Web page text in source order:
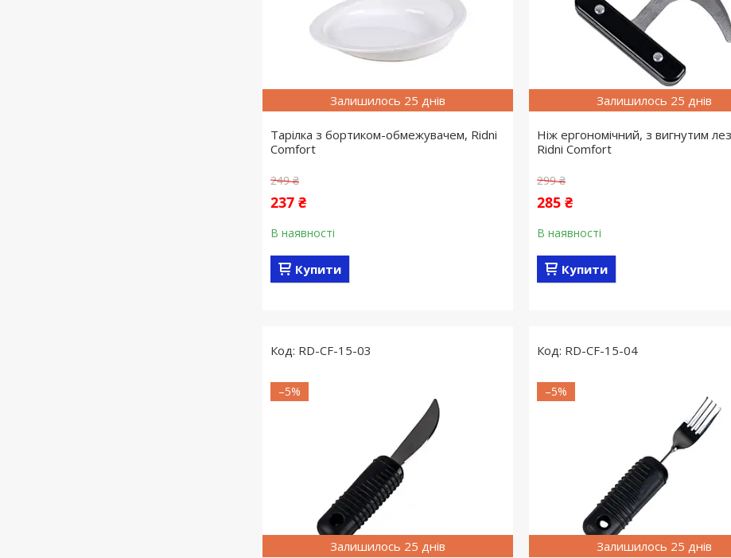
Залишилось 25 днів
Тарілка з бортиком-обмежувачем, Ridni
Comfort
249 ₴
237 ₴
В наявності
Купити
Залишилось 25 днів
Ніж ергономічний, з вигнутим
Ridni Comfort
299 ₴
285 ₴
В наявності
Купити
RD-CF-15-03
Залишилось 25 днів
–5%
RD-CF-15-04
Залишилось 25 днів
–5%